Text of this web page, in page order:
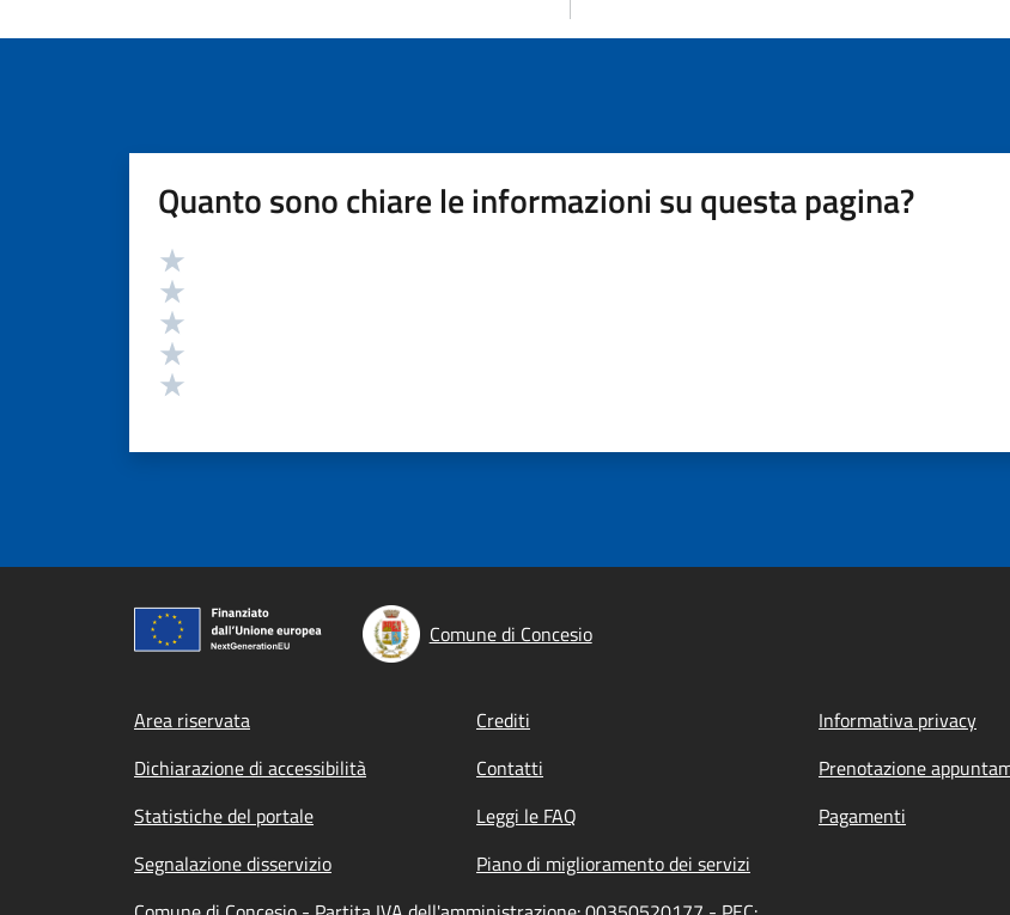
Quanto sono chiare le informazioni su questa pagina?
Valutazione
Comune di Concesio
Footer menu
Area riservata Crediti Informativa privacy
Dichiarazione di accessibilità
Contatti Prenotazione
Statistiche del portale
Leggi le FAQ Pagamenti
Segnalazione disservizio
Piano di miglioramento dei servizi